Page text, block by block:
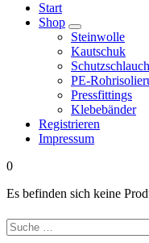
Start
Shop
Steinwolle
Kautschuk
PE-
Pressfittings
Klebebänder
Registrieren
Impressum
0
Es befinden sich keine
Suchen
nach: